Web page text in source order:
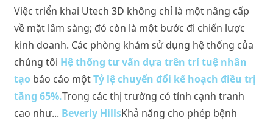
Việc triển khai Utech 3D không chỉ là một nâng cấp
về mặt lâm sàng; đó còn là một bước đi chiến lược
kinh doanh. Các phòng khám sử dụng hệ thống của
chúng tôi Hệ thống tư vấn dựa trên trí tuệ nhân
tạo báo cáo mộtTỷ lệ chuyển đổi kế hoạch điều trị
tăng 65%.Trong các thị trường có tính cạnh tranh
cao như... Beverly HillsKhả năng cho phép bệnh